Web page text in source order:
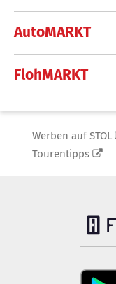
AutoMARKT
FlohMARKT
Werben auf STOL
Tourentipps